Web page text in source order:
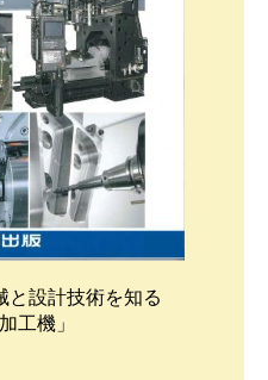
設計技術を知る
工機」